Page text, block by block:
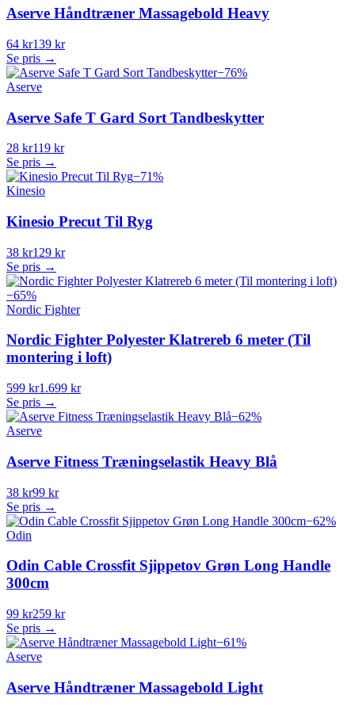
Aserve Håndtræner Massagebold Heavy
64 kr139 kr
Se pris →
−76%
Aserve
Aserve Safe T Gard Sort Tandbeskytter
28 kr119 kr
Se pris →
−71%
Kinesio
Kinesio Precut Til Ryg
38 kr129 kr
Se pris →
−65%
Nordic Fighter
Nordic Fighter Polyester Klatrereb 6 meter (Til
montering i loft)
599 kr1.699 kr
Se pris →
−62%
Aserve
Aserve Fitness Træningselastik Heavy Blå
38 kr99 kr
Se pris →
−62%
Odin
Odin Cable Crossfit Sjippetov Grøn Long Handle
300cm
99 kr259 kr
Se pris →
−61%
Aserve
Aserve Håndtræner Massagebold Light